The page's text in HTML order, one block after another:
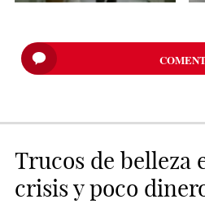
Trucos de belleza
crisis y poco